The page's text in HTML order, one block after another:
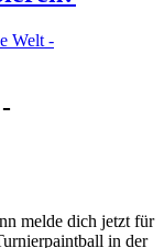
Welt -
melde dich jetzt für
in der